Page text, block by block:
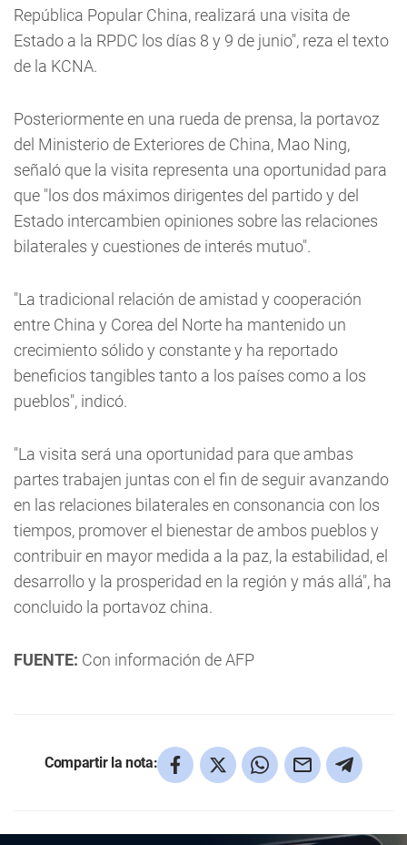
República Popular China, realizará una visita de
Estado a la RPDC los días 8 y 9 de junio", reza el texto
de la KCNA.
Posteriormente en una rueda de prensa, la portavoz
del Ministerio de Exteriores de China, Mao Ning,
señaló que la visita representa una oportunidad para
que "los dos máximos dirigentes del partido y del
Estado intercambien opiniones sobre las relaciones
bilaterales y cuestiones de interés mutuo".
"La tradicional relación de amistad y cooperación
entre China y Corea del Norte ha mantenido un
crecimiento sólido y constante y ha reportado
beneficios tangibles tanto a los países como a los
pueblos", indicó.
"La visita será una oportunidad para que ambas
partes trabajen juntas con el fin de seguir avanzando
en las relaciones bilaterales en consonancia con los
tiempos, promover el bienestar de ambos pueblos y
contribuir en mayor medida a la paz, la estabilidad, el
desarrollo y la prosperidad en la región y más allá", ha
concluido la portavoz china.
FUENTE: Con información de AFP
Compartir la nota: